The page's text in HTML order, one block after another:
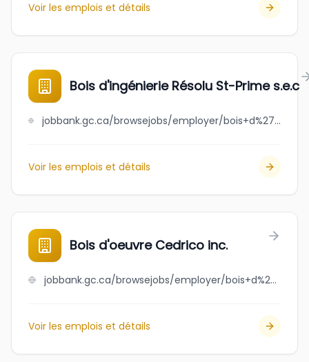
Voir les emplois et détails
Bois d'ingénierie Résolu St-Prime s.e.c
jobbank.gc.ca/browsejobs/employer/bois+d%27ing%C3%A9nierie+r%C3%A9solu+st-prime+s.e.c/ca
Voir les emplois et détails
Bois d'oeuvre Cedrico inc.
jobbank.gc.ca/browsejobs/employer/bois+d%27oeuvre+cedrico+inc./ca
Voir les emplois et détails